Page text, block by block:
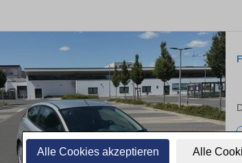
Alle Cookies akzeptieren Alle